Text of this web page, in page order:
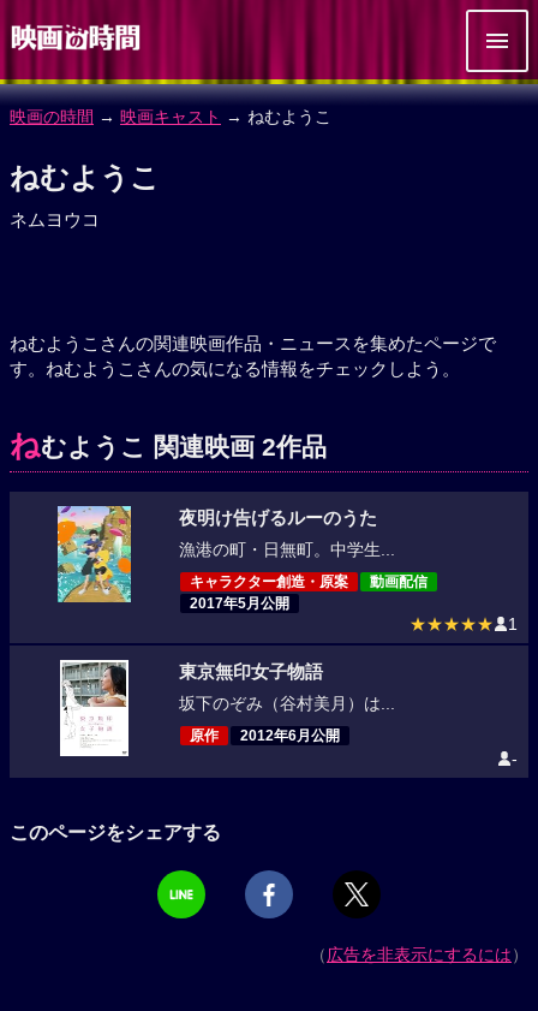
映画の時間 → 映画キャスト → ねむようこ
ねむようこ
ネムヨウコ
ねむようこさんの関連映画作品・ニュースを集めたページで
す。ねむようこさんの気になる情報をチェックしよう。
ねむようこ 関連映画 2作品
夜明け告げるルーのうた
漁港の町・日無町。中学生...
キャラクター創造・原案
動画配信
2017年5月公開
★★★★★ 1
東京無印女子物語
坂下のぞみ（谷村美月）は...
原作 2012年6月公開
-
このページをシェアする
（広告を非表示にするには）